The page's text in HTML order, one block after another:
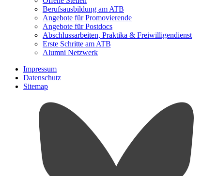
Berufsausbildung am ATB
Angebote für Promovierende
Angebote für Postdocs
Abschlussarbeiten, Praktika & Freiwilligendienst
Erste Schritte am ATB
Alumni Netzwerk
Impressum
Datenschutz
Sitemap